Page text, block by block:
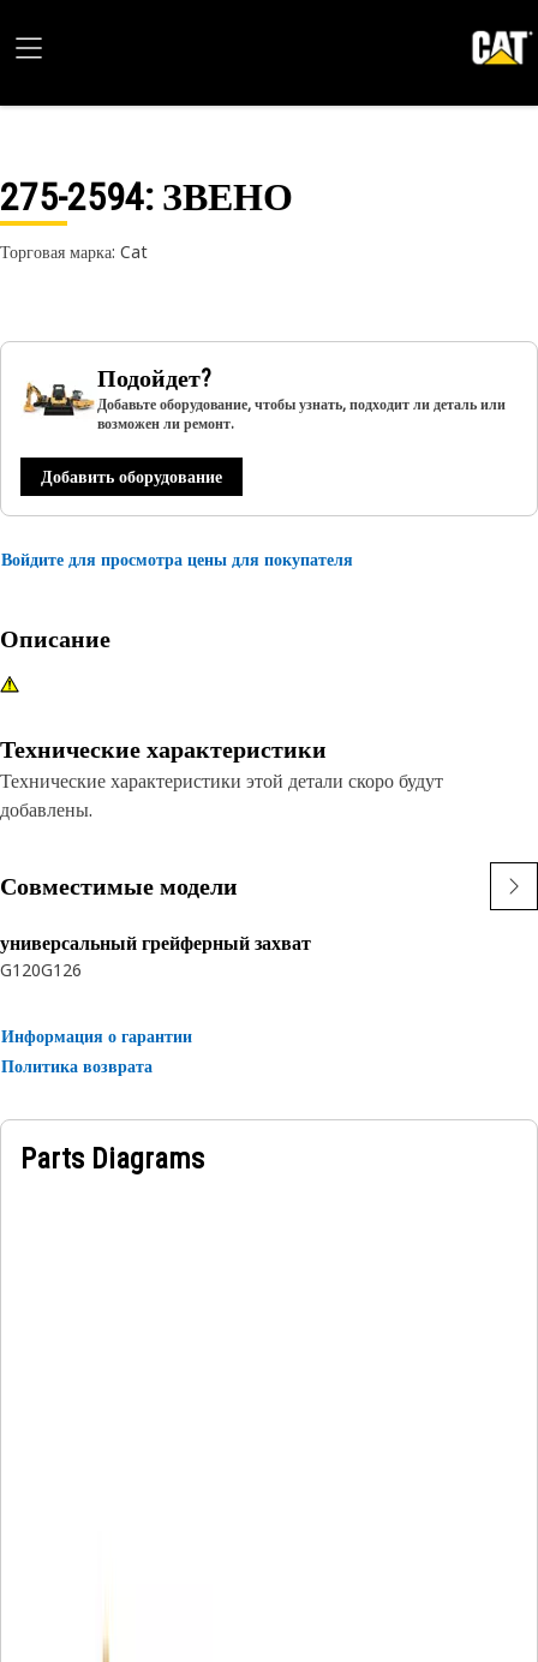
275-2594: ЗВЕНО
Торговая марка: Cat
Подойдет?
Добавьте оборудование, чтобы узнать, подходит ли деталь или
возможен ли ремонт.
Добавить оборудование
Войдите для просмотра цены для покупателя
Описание
Технические характеристики
Технические характеристики этой детали скоро будут
добавлены.
Совместимые модели
универсальный грейферный захват
G120G126
Информация о гарантии
Политика возврата
Parts Diagrams